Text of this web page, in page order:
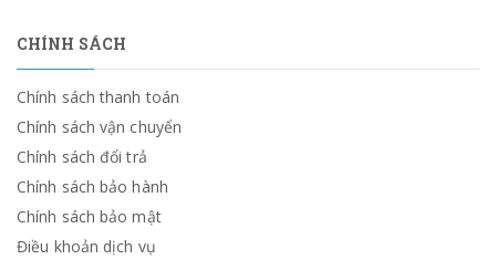
CHÍNH SÁCH
Chính sách thanh toán
Chính sách vận chuyển
Chính sách đổi trả
Chính sách bảo hành
Chính sách bảo mật
Điều khoản dịch vụ